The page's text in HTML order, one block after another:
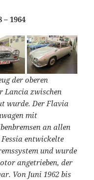
1964
der oberen
Lancia zwischen
wurde. Der Flavia
mit
an allen
entwickelte
und wurde
angetrieben, der
Von Juni 1962 bis